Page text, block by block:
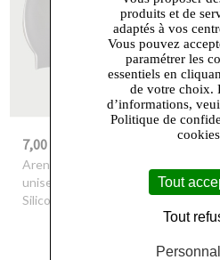
7,00 €
Arena
unisexe arena Classic
Silicone
produits et de
adaptés à vos
Vous pouvez
paramétrer les
essentiels en
de votre choix.
d’informations,
Politique de
Tout
Tout